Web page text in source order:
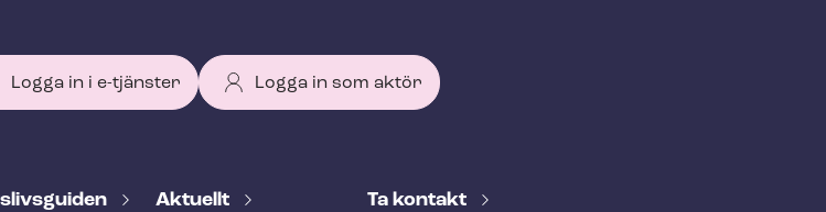
Logga in i e-tjänster Logga in som aktör
Aktuellt Ta kontakt